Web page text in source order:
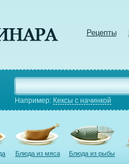
Рецепты
Например: Кексы с начинкой
Блюда из мяса Блюда из рыбы